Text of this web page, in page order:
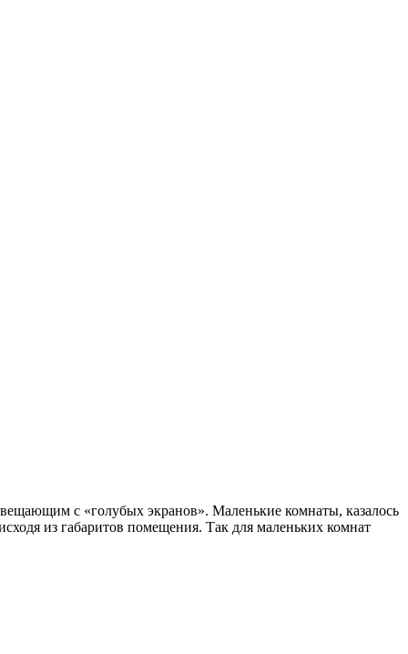
с «голубых экранов». Маленькие комнаты, казалось
из габаритов помещения. Так для маленьких комнат